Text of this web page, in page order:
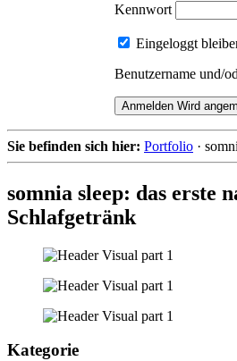
Kennwort
Eingeloggt
Benutzername und/
Anmelden Wird
Sie befinden sich hier: Portfolio ·
somnia sleep: das erste
Schlafgetränk
Kategorie